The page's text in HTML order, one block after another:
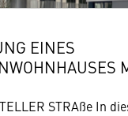
EINES
STRAße In